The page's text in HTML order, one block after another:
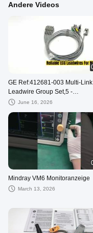
Andere Videos
GE Ref:412681-003 Multi-
Leadwire Group Set,5 -
Lead,Grabber,IEC 74 CM /29 IN
June 16, 2026
Mindray VM6 Monitoranzeige
March 13, 2026